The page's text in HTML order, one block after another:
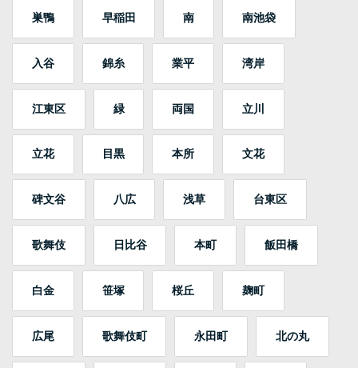
巣鴨 早稲田 南 南池袋
入谷 錦糸 業平 湾岸
江東区 緑 両国 立川
立花 目黒 本所 文花
碑文谷 八広 浅草 台東区
歌舞伎 日比谷 本町 飯田橋
白金 笹塚 桜丘 麹町
広尾 歌舞伎町 永田町 北の丸